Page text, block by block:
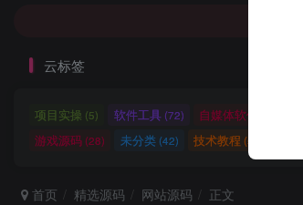
云标签
项目实操 (5) 软件工具(72) 自媒体软件
游戏源码 (28) 未分类(42) 技术教程 (5)
首页 精选源码 网站源码 正文